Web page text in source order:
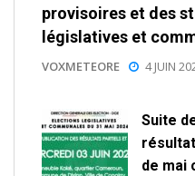
provisoires et des
législatives et
VOXMETEORE 4 JUIN
Suite
de mai